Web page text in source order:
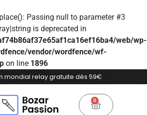
Passing null to parameter #3
is deprecated in
web/wp-
vendor/wordfence/wf-
on line 1896
mondial relay gratuite dès 59€
0